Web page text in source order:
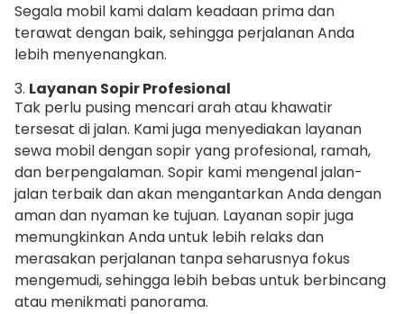
Segala mobil kami dalam keadaan prima dan
terawat dengan baik, sehingga perjalanan Anda
lebih menyenangkan.
3. Layanan Sopir Profesional
Tak perlu pusing mencari arah atau khawatir
tersesat di jalan. Kami juga menyediakan layanan
sewa mobil dengan sopir yang profesional, ramah,
dan berpengalaman. Sopir kami mengenal jalan-
jalan terbaik dan akan mengantarkan Anda dengan
aman dan nyaman ke tujuan. Layanan sopir juga
memungkinkan Anda untuk lebih relaks dan
merasakan perjalanan tanpa seharusnya fokus
mengemudi, sehingga lebih bebas untuk berbincang
atau menikmati panorama.